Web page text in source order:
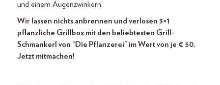
und einem Augenzwinkern.
Wir lassen nichts anbrennen und verlosen 3×1
pflanzliche Grillbox mit den beliebtesten Grill-
Schmankerl von “Die Pflanzerei” im Wert von je € 50.
Jetzt mitmachen!